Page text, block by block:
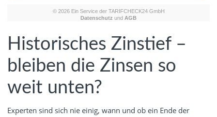
Historisches Zinstief –
bleiben die Zinsen so
weit unten?
Experten sind sich nie einig, wann und ob ein Ende der